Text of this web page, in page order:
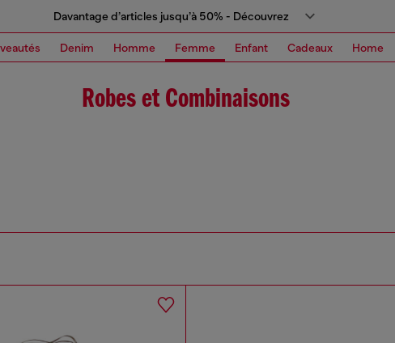
Davantage d’articles jusqu’à 50% - Découvrez
Denim Homme Femme Enfant Cadeaux Home
Robes et Combinaisons